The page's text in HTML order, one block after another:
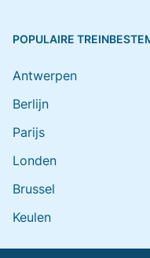
POPULAIRE
Antwerpen
Berlijn
Parijs
Londen
Brussel
Keulen